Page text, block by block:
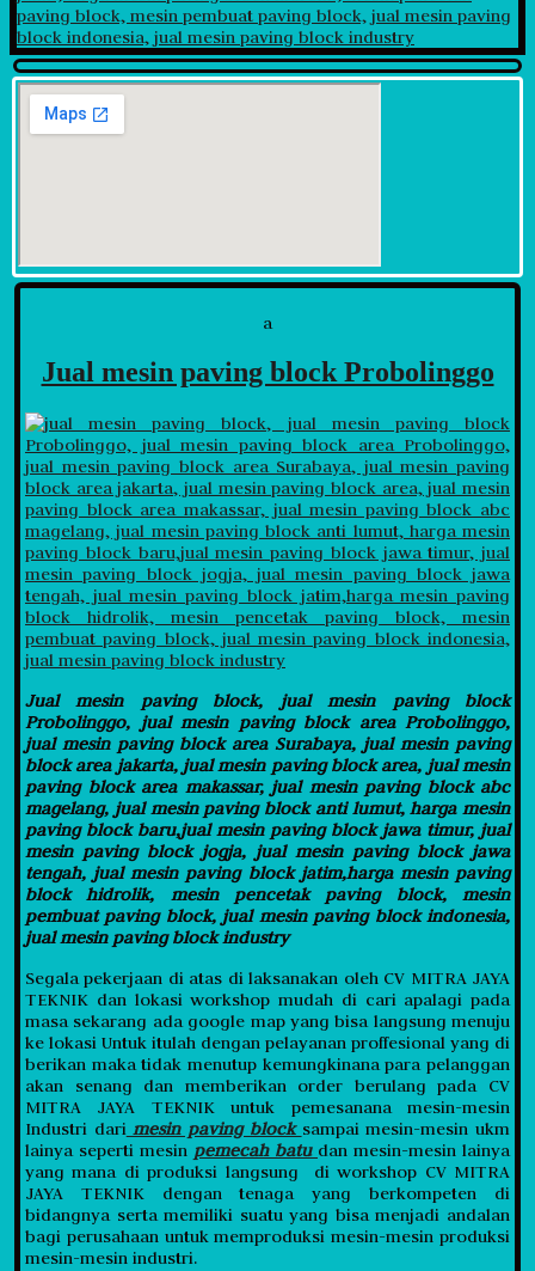
a
Jual mesin paving block Probolinggo
Jual mesin paving block, jual mesin paving block
Probolinggo, jual mesin paving block area Probolinggo,
jual mesin paving block area Surabaya, jual mesin paving
block area jakarta, jual mesin paving block area, jual mesin
paving block area makassar, jual mesin paving block abc
magelang, jual mesin paving block anti lumut, harga mesin
paving block baru,jual mesin paving block jawa timur, jual
mesin paving block jogja, jual mesin paving block jawa
tengah, jual mesin paving block jatim,harga mesin paving
block hidrolik, mesin pencetak paving block, mesin
pembuat paving block, jual mesin paving block indonesia,
jual mesin paving block industry
Segala pekerjaan di atas di laksanakan oleh CV MITRA JAYA
TEKNIK dan lokasi workshop mudah di cari apalagi pada
masa sekarang ada google map yang bisa langsung menuju
ke lokasi Untuk itulah dengan pelayanan proffesional yang di
berikan maka tidak menutup kemungkinana para pelanggan
akan senang dan memberikan order berulang pada CV
MITRA JAYA TEKNIK untuk pemesanana mesin-mesin
Industri darimesin paving block sampai mesin-mesin ukm
lainya seperti mesin pemecah batu dan mesin-mesin lainya
yang mana di produksi langsung di workshop CV MITRA
JAYA TEKNIK dengan tenaga yang berkompeten di
bidangnya serta memiliki suatu yang bisa menjadi andalan
bagi perusahaan untuk memproduksi mesin-mesin produksi
mesin-mesin industri.